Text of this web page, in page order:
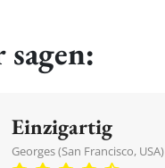
sagen:
Einzigartig
Georges (San Francisco, USA)